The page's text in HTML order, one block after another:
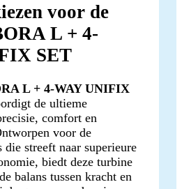
voor de
L + 4-
SET
L + 4-WAY UNIFIX
de ultieme
comfort en
voor de
die streeft naar superieure
biedt deze turbine
balans tussen kracht en